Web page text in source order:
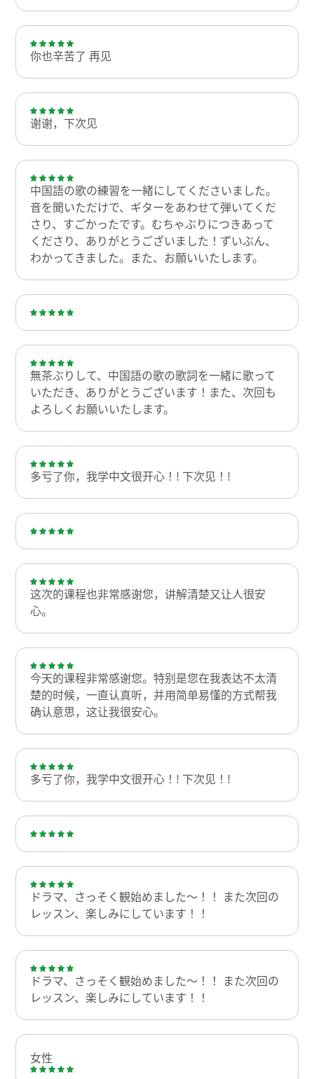
你也辛苦了 再见
谢谢，下次见
中国語の歌の練習を一緒にしてくださいました。
音を聞いただけで、ギターをあわせて弾いてくだ
さり、すごかったです。むちゃぶりにつきあって
くださり、ありがとうございました！ずいぶん、
わかってきました。また、お願いいたします。
無茶ぶりして、中国語の歌の歌詞を一緒に歌って
いただき、ありがとうございます！また、次回も
よろしくお願いいたします。
多亏了你，我学中文很开心！! 下次见！!
这次的课程也非常感谢您，讲解清楚又让人很安
心。
今天的课程非常感谢您。特别是您在我表达不太清
楚的时候，一直认真听，并用简单易懂的方式帮我
确认意思，这让我很安心。
多亏了你，我学中文很开心！! 下次见！!
ドラマ、さっそく観始めました～！！ また次回の
レッスン、楽しみにしています！！
ドラマ、さっそく観始めました～！！ また次回の
レッスン、楽しみにしています！！
女性